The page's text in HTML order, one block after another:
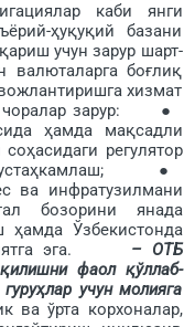
каби янги
ҳуқуқий базани
учун зарур шарт-
валюталарга боғлиқ
хизмат
чоралар зарур: ●
ҳамда мақсадли
регулятор
мустаҳкамлаш; ●
инфратузилмани
бозорини янада
Ўзбекистонда
эга. – ОТБ
фаол қўллаб-
учун молияга
ўрта корхоналар,